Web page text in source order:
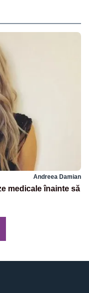
Andreea Damian
medicale înainte să